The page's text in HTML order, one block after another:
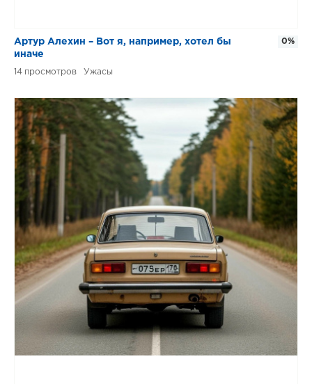
Артур Алехин – Вот я, например, хотел бы
иначе
14 Ужасы
0%